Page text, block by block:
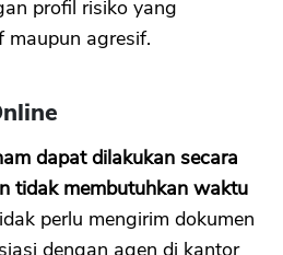
profil risiko yang
maupun agresif.
dapat dilakukan secara
tidak membutuhkan waktu
perlu mengirim dokumen
dengan agen di kantor